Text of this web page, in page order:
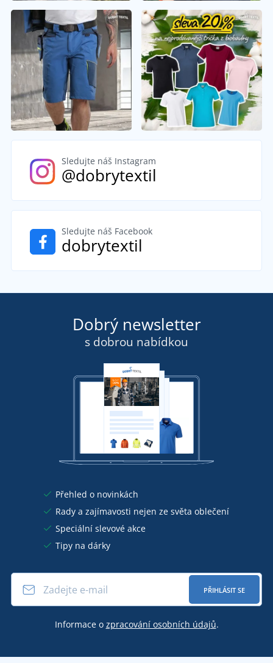
Sledujte náš Instagram
@dobrytextil
Sledujte náš Facebook
dobrytextil
Dobrý newsletter
s dobrou nabídkou
Přehled o novinkách
Rady a zajímavosti nejen ze světa oblečení
Speciální slevové akce
Tipy na dárky
PŘIHLÁSIT SE
Informace o zpracování osobních údajů.